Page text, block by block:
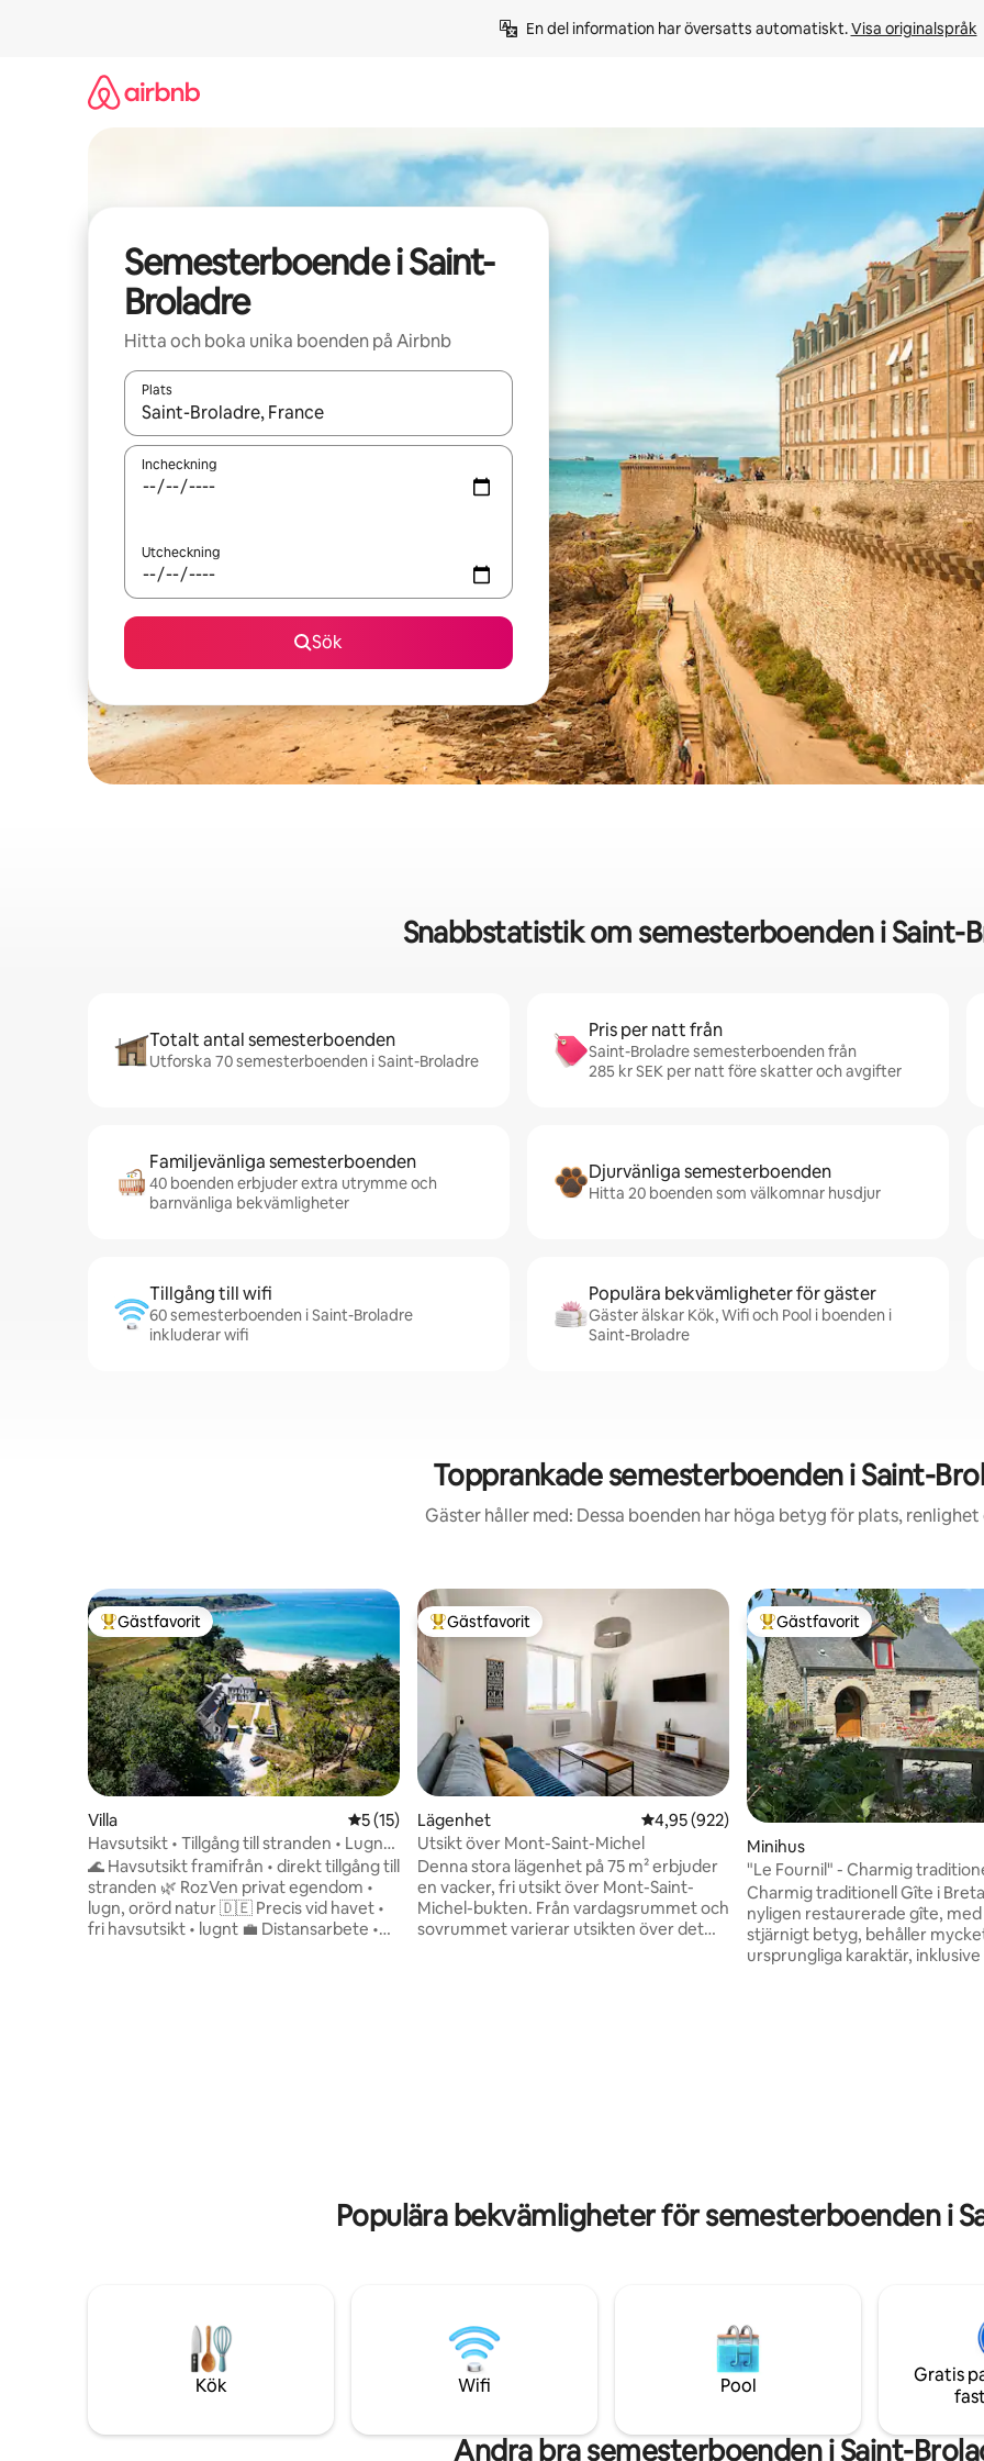
En del information har översatts automatiskt. Visa originalspråk
Semesterboende i Saint-
Broladre
Hitta och boka unika boenden på Airbnb
Plats
När resultaten är tillgängliga kan du navigera med upp- och nedåtpilarna eller utforska genom att trycka eller svepa.
Incheckning
Utcheckning
Sök
Snabbstatistik om semesterboenden i Saint-
Totalt antal semesterboenden
Utforska 70 semesterboenden i Saint-Broladre
Pris per natt från
Saint-Broladre semesterboenden från
285 kr SEK per natt före skatter och avgifter
Familjevänliga semesterboenden
40 boenden erbjuder extra utrymme och
barnvänliga bekvämligheter
Djurvänliga semesterboenden
Hitta 20 boenden som välkomnar husdjur
Tillgång till wifi
60 semesterboenden i Saint-Broladre
inkluderar wifi
Populära bekvämligheter för gäster
Gäster älskar Kök, Wifi och Pool i boenden i
Saint-Broladre
Topprankade semesterboenden i Saint-
Gäster håller med: Dessa boenden har höga betyg för plats, renlighet
Populär gästfavorit
Gästfavorit
Villa 5 av 5 i genomsnittligt betyg, 15 omdömen
5 (15)
Havsutsikt • Tillgång till stranden • Lugnt •
Gratis terminal
🌊 Havsutsikt framifrån • direkt tillgång till
stranden 🌿 RozVen privat egendom •
lugn, orörd natur 🇩🇪 Precis vid havet •
fri havsutsikt • lugnt 💼 Distansarbete •
Populär gästfavorit
Gästfavorit
Lägenhet 4,95 av 5 i genomsnittligt betyg, 922
4,95 (922)
Utsikt över Mont-Saint-Michel
Denna stora lägenhet på 75 m² erbjuder
en vacker, fri utsikt över Mont-Saint-
Michel-bukten. ​Från vardagsrummet och
sovrummet varierar utsikten över det
Populär gästfavorit
Gästfavorit
Minihus
"Le Fournil" - Charmig
Charmig traditionell Gîte i
nyligen restaurerade gîte,
stjärnigt betyg, behåller
ursprungliga karaktär, inklusive
Populära bekvämligheter för semesterboenden i
Kök Wifi Pool
Gratis
Andra bra semesterboenden i Saint-